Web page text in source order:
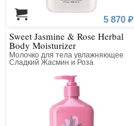
5 870 ₽
Sweet Jasmine & Rose Herbal
Body Moisturizer
Молочко для тела увлажняющее
Сладкий Жасмин и Роза